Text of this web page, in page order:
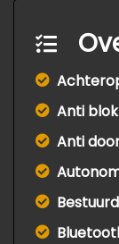
Anti
Anti